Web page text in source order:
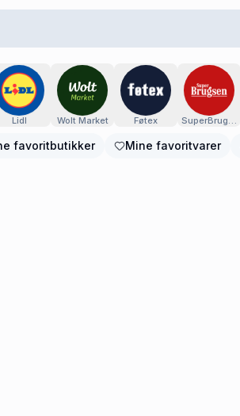
supermarkeder
Lidl Wolt Market Føtex SuperBrugsen
favoritbutikker Mine favoritvarer